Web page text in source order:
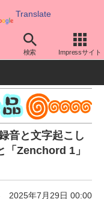
Translate
検索 Impressサイト
オーディオ
音と文字起こし
Zenchord 1」
2025年7月29日 00:00